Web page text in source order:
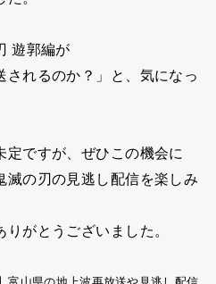
遊郭編が
されるのか？」と、気になっ
定ですが、ぜひこの機会に
滅の刃の見逃し配信を楽しみ
がとうございました。